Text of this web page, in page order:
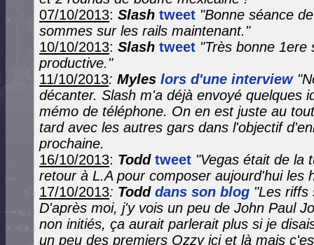
07/10/2013: Slash tweet "Bonne séance
sommes sur les rails maintenant."
10/10/2013: Slash tweet "Très bonne 1ere
productive."
11/10/2013: Myles lors d'une interview
décanter. Slash m'a déjà envoyé quelques
mémo de téléphone. On en est juste au
tard avec les autres gars dans l'objectif
prochaine.
16/10/2013: Todd tweet "Vegas était de la
retour à L.A pour composer aujourd'hui les
17/10/2013: Todd dans son blog "Les riffs
D'après moi, j'y vois un peu de John Paul
non initiés, ça aurait parlerait plus si je
un peu des premiers Ozzy ici et là mais